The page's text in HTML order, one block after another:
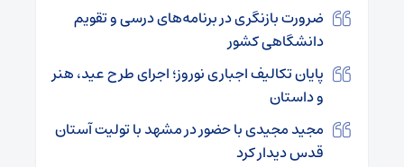
ضرورت بازنگری در برنامه‌های درسی و تقویم
دانشگاهی کشور
پایان تکالیف اجباری نوروز؛ اجرای طرح عید، هنر
و داستان
مجید مجیدی با حضور در مشهد با تولیت آستان
قدس دیدار کرد